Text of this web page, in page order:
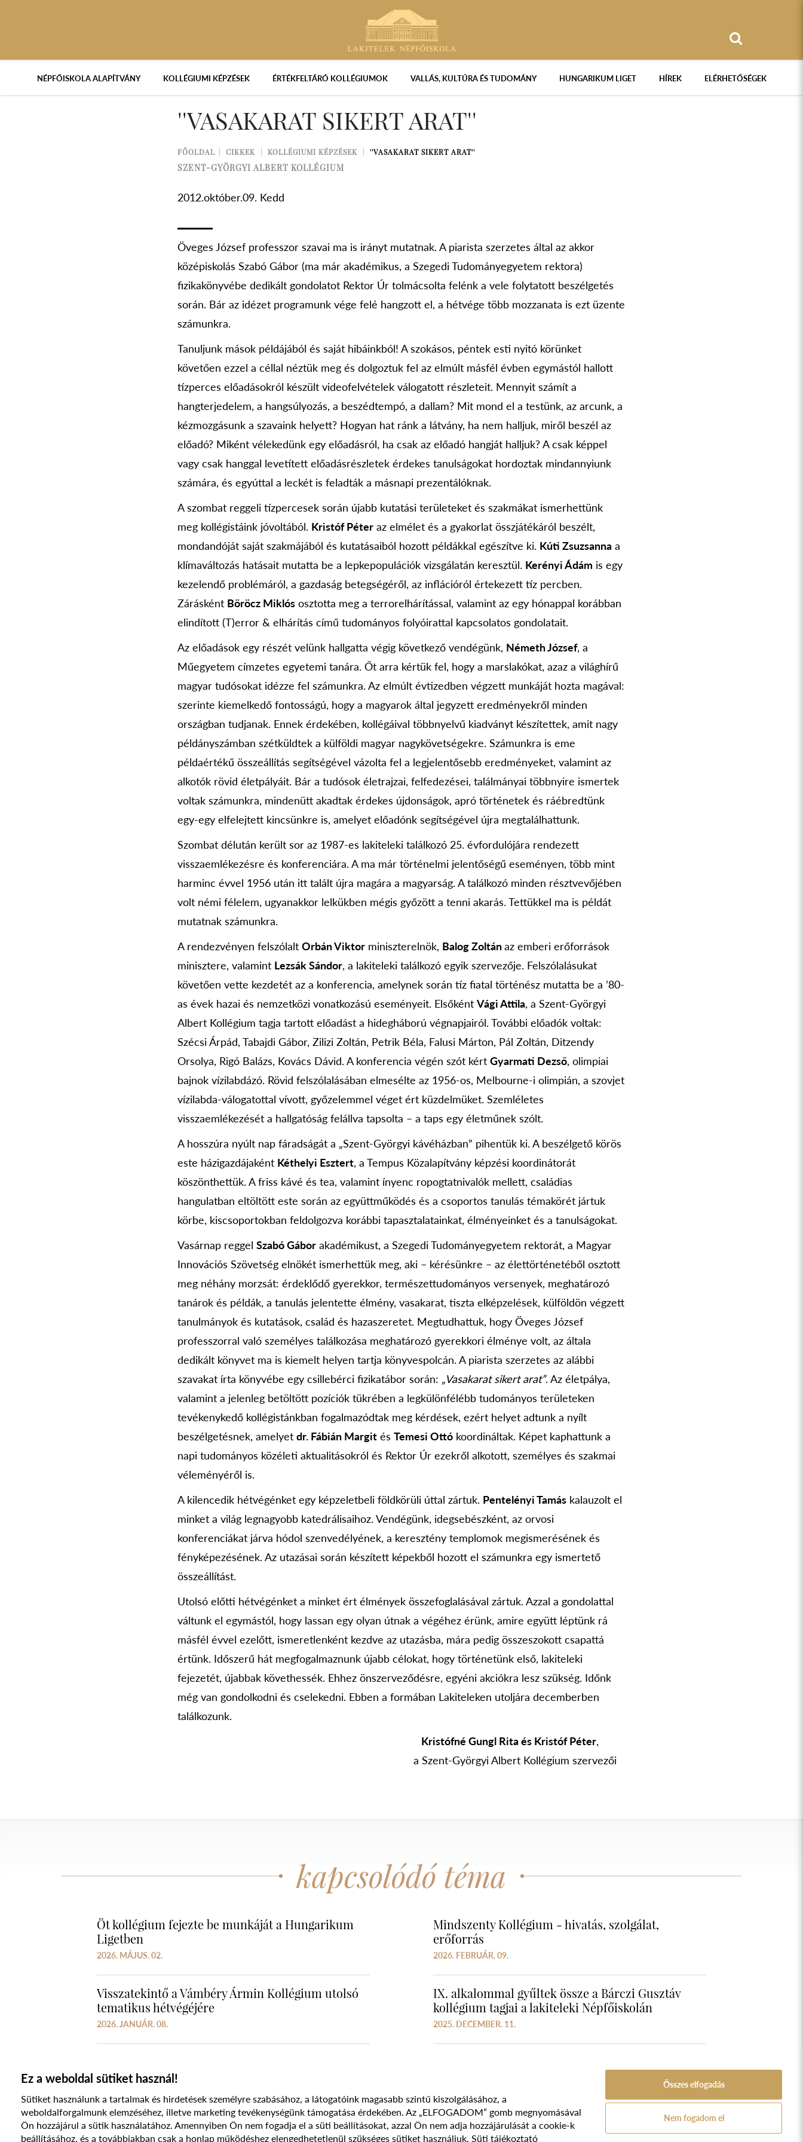
NÉPFŐISKOLA ALAPÍTVÁNY KOLLÉGIUMI KÉPZÉSEK ÉRTÉKFELTÁRÓ KOLLÉGIUMOK VALLÁS, KULTÚRA ÉS TUDOMÁNY HUNGARIKUM LIGET HÍREK ELÉRHETŐSÉGEK
''VASAKARAT SIKERT ARAT''
FŐOLDAL CIKKEK KOLLÉGIUMI KÉPZÉSEK ''VASAKARAT SIKERT ARAT''
SZENT-GYÖRGYI ALBERT KOLLÉGIUM
2012.október.09. Kedd
Öveges József professzor szavai ma is irányt mutatnak. A piarista szerzetes által az akkor
középiskolás Szabó Gábor (ma már akadémikus, a Szegedi Tudományegyetem rektora)
fizikakönyvébe dedikált gondolatot Rektor Úr tolmácsolta felénk a vele folytatott beszélgetés
során. Bár az idézet programunk vége felé hangzott el, a hétvége több mozzanata is ezt üzente
számunkra.
Tanuljunk mások példájából és saját hibáinkból! A szokásos, péntek esti nyitó körünket
követően ezzel a céllal néztük meg és dolgoztuk fel az elmúlt másfél évben egymástól hallott
tízperces előadásokról készült videofelvételek válogatott részleteit. Mennyit számít a
hangterjedelem, a hangsúlyozás, a beszédtempó, a dallam? Mit mond el a testünk, az arcunk, a
kézmozgásunk a szavaink helyett? Hogyan hat ránk a látvány, ha nem halljuk, miről beszél az
előadó? Miként vélekedünk egy előadásról, ha csak az előadó hangját halljuk? A csak képpel
vagy csak hanggal levetített előadásrészletek érdekes tanulságokat hordoztak mindannyiunk
számára, és egyúttal a leckét is feladták a másnapi prezentálóknak.
A szombat reggeli tízpercesek során újabb kutatási területeket és szakmákat ismerhettünk
meg kollégistáink jóvoltából. Kristóf Péter az elmélet és a gyakorlat összjátékáról beszélt,
mondandóját saját szakmájából és kutatásaiból hozott példákkal egészítve ki. Kúti Zsuzsanna a
klímaváltozás hatásait mutatta be a lepkepopulációk vizsgálatán keresztül. Kerényi Ádám is egy
kezelendő problémáról, a gazdaság betegségéről, az inflációról értekezett tíz percben.
Zárásként Böröcz Miklós osztotta meg a terrorelhárítással, valamint az egy hónappal korábban
elindított (T)error & elhárítás című tudományos folyóirattal kapcsolatos gondolatait.
Az előadások egy részét velünk hallgatta végig következő vendégünk, Németh József, a
Műegyetem címzetes egyetemi tanára. Őt arra kértük fel, hogy a marslakókat, azaz a világhírű
magyar tudósokat idézze fel számunkra. Az elmúlt évtizedben végzett munkáját hozta magával:
szerinte kiemelkedő fontosságú, hogy a magyarok által jegyzett eredményekről minden
országban tudjanak. Ennek érdekében, kollégáival többnyelvű kiadványt készítettek, amit nagy
példányszámban szétküldtek a külföldi magyar nagykövetségekre. Számunkra is eme
példaértékű összeállítás segítségével vázolta fel a legjelentősebb eredményeket, valamint az
alkotók rövid életpályáit. Bár a tudósok életrajzai, felfedezései, találmányai többnyire ismertek
voltak számunkra, mindenütt akadtak érdekes újdonságok, apró történetek és ráébredtünk
egy-egy elfelejtett kincsünkre is, amelyet előadónk segítségével újra megtalálhattunk.
Szombat délután került sor az 1987-es lakiteleki találkozó 25. évfordulójára rendezett
visszaemlékezésre és konferenciára. A ma már történelmi jelentőségű eseményen, több mint
harminc évvel 1956 után itt talált újra magára a magyarság. A találkozó minden résztvevőjében
volt némi félelem, ugyanakkor lelkükben mégis győzött a tenni akarás. Tettükkel ma is példát
mutatnak számunkra.
A rendezvényen felszólalt Orbán Viktor miniszterelnök, Balog Zoltánaz emberi erőforrások
minisztere, valamint Lezsák Sándor, a lakiteleki találkozó egyik szervezője. Felszólalásukat
követően vette kezdetét az a konferencia, amelynek során tíz fiatal történész mutatta be a ’80-
as évek hazai és nemzetközi vonatkozású eseményeit. Elsőként Vági Attila, a Szent-Györgyi
Albert Kollégium tagja tartott előadást a hidegháború végnapjairól. További előadók voltak:
Szécsi Árpád, Tabajdi Gábor, Zilizi Zoltán, Petrik Béla, Falusi Márton, Pál Zoltán, Ditzendy
Orsolya, Rigó Balázs, Kovács Dávid. A konferencia végén szót kért Gyarmati Dezső, olimpiai
bajnok vízilabdázó. Rövid felszólalásában elmesélte az 1956-os, Melbourne-i olimpián, a szovjet
vízilabda-válogatottal vívott, győzelemmel véget ért küzdelmüket. Szemléletes
visszaemlékezését a hallgatóság felállva tapsolta – a taps egy életműnek szólt.
A hosszúra nyúlt nap fáradságát a „Szent-Györgyi kávéházban” pihentük ki. A beszélgető körös
este házigazdájaként Kéthelyi Esztert, a Tempus Közalapítvány képzési koordinátorát
köszönthettük. A friss kávé és tea, valamint ínyenc ropogtatnivalók mellett, családias
hangulatban eltöltött este során az együttműködés és a csoportos tanulás témakörét jártuk
körbe, kiscsoportokban feldolgozva korábbi tapasztalatainkat, élményeinket és a tanulságokat.
Vasárnap reggel Szabó Gábor akadémikust, a Szegedi Tudományegyetem rektorát, a Magyar
Innovációs Szövetség elnökét ismerhettük meg, aki – kérésünkre – az élettörténetéből osztott
meg néhány morzsát: érdeklődő gyerekkor, természettudományos versenyek, meghatározó
tanárok és példák, a tanulás jelentette élmény, vasakarat, tiszta elképzelések, külföldön végzett
tanulmányok és kutatások, család és hazaszeretet. Megtudhattuk, hogy Öveges József
professzorral való személyes találkozása meghatározó gyerekkori élménye volt, az általa
dedikált könyvet ma is kiemelt helyen tartja könyvespolcán. A piarista szerzetes az alábbi
szavakat írta könyvébe egy csillebérci fizikatábor során: „Vasakarat sikert arat”. Az életpálya,
valamint a jelenleg betöltött pozíciók tükrében a legkülönfélébb tudományos területeken
tevékenykedő kollégistánkban fogalmazódtak meg kérdések, ezért helyet adtunk a nyílt
beszélgetésnek, amelyet dr. Fábián Margit és Temesi Ottó koordináltak. Képet kaphattunk a
napi tudományos közéleti aktualitásokról és Rektor Úr ezekről alkotott, személyes és szakmai
véleményéről is.
A kilencedik hétvégénket egy képzeletbeli földkörüli úttal zártuk. Pentelényi Tamás kalauzolt el
minket a világ legnagyobb katedrálisaihoz. Vendégünk, idegsebészként, az orvosi
konferenciákat járva hódol szenvedélyének, a keresztény templomok megismerésének és
fényképezésének. Az utazásai során készített képekből hozott el számunkra egy ismertető
összeállítást.
Utolsó előtti hétvégénket a minket ért élmények összefoglalásával zártuk. Azzal a gondolattal
váltunk el egymástól, hogy lassan egy olyan útnak a végéhez érünk, amire együtt léptünk rá
másfél évvel ezelőtt, ismeretlenként kezdve az utazásba, mára pedig összeszokott csapattá
értünk. Időszerű hát megfogalmaznunk újabb célokat, hogy történetünk első, lakiteleki
fejezetét, újabbak követhessék. Ehhez önszerveződésre, egyéni akciókra lesz szükség. Időnk
még van gondolkodni és cselekedni. Ebben a formában Lakiteleken utoljára decemberben
találkozunk.
Kristófné Gungl Rita és Kristóf Péter,
a Szent-Györgyi Albert Kollégium szervezői
kapcsolódó téma
Öt kollégium fejezte be munkáját a Hungarikum
Ligetben
2026. MÁJUS. 02.
Mindszenty Kollégium - hivatás, szolgálat,
erőforrás
2026. FEBRUÁR. 09.
Visszatekintő a Vámbéry Ármin Kollégium utolsó
tematikus hétvégéjére
2026. JANUÁR. 08.
IX. alkalommal gyűltek össze a Bárczi Gusztáv
kollégium tagjai a lakiteleki Népfőiskolán
2025. DECEMBER. 11.
Süti szabályzat Adatvédelmi nyilatkozat Jogi nyilatkozat
A Népfőiskola Alapítvány támogatója:
Ez a weboldal sütiket használ!
Sütiket használunk a tartalmak és hirdetések személyre szabásához, a látogatóink magasabb szintű kiszolgálásához, a
weboldalforgalmunk elemzéséhez, illetve marketing tevékenységünk támogatása érdekében. Az „ELFOGADOM” gomb megnyomásával
Ön hozzájárul a sütik használatához. Amennyiben Ön nem fogadja el a süti beállításokat, azzal Ön nem adja hozzájárulását a cookie-k
beállításához, és a továbbiakban csak a honlap működéshez elengedhetetlenül szükséges sütiket használjuk. Süti tájékoztató
Összes elfogadás
Nem fogadom el